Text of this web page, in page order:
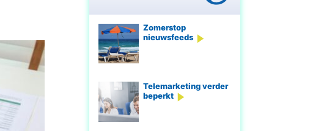
Zomerstop
nieuwsfeeds
Telemarketing verder
beperkt